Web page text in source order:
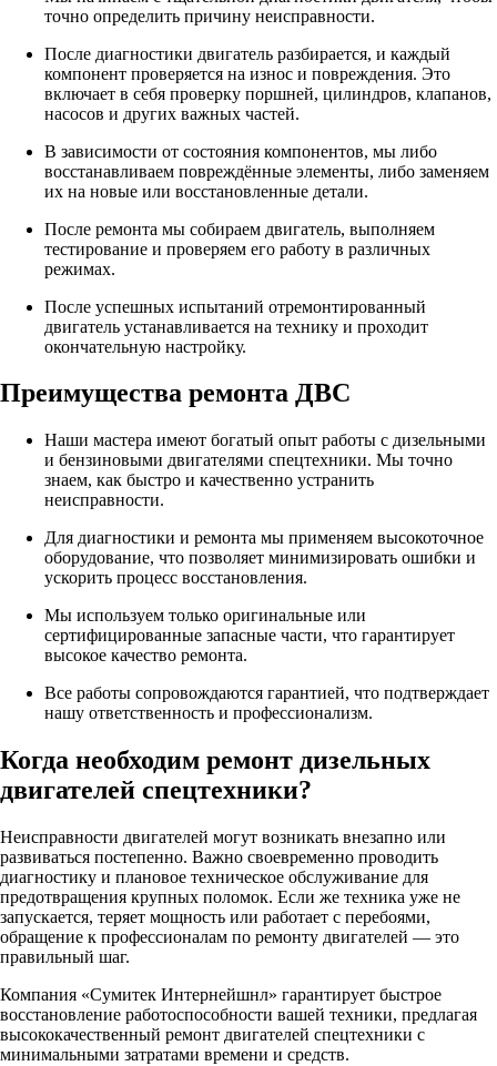
точно определить причину неисправности.
После диагностики двигатель разбирается, и каждый
компонент проверяется на износ и повреждения. Это
включает в себя проверку поршней, цилиндров, клапанов,
насосов и других важных частей.
В зависимости от состояния компонентов, мы либо
восстанавливаем повреждённые элементы, либо заменяем
их на новые или восстановленные детали.
После ремонта мы собираем двигатель, выполняем
тестирование и проверяем его работу в различных
режимах.
После успешных испытаний отремонтированный
двигатель устанавливается на технику и проходит
окончательную настройку.
Преимущества ремонта ДВС
Наши мастера имеют богатый опыт работы с дизельными
и бензиновыми двигателями спецтехники. Мы точно
знаем, как быстро и качественно устранить
неисправности.
Для диагностики и ремонта мы применяем высокоточное
оборудование, что позволяет минимизировать ошибки и
ускорить процесс восстановления.
Мы используем только оригинальные или
сертифицированные запасные части, что гарантирует
высокое качество ремонта.
Все работы сопровождаются гарантией, что подтверждает
нашу ответственность и профессионализм.
Когда необходим ремонт дизельных
двигателей спецтехники?
Неисправности двигателей могут возникать внезапно или
развиваться постепенно. Важно своевременно проводить
диагностику и плановое техническое обслуживание для
предотвращения крупных поломок. Если же техника уже не
запускается, теряет мощность или работает с перебоями,
обращение к профессионалам по ремонту двигателей — это
правильный шаг.
Компания «Сумитек Интернейшнл» гарантирует быстрое
восстановление работоспособности вашей техники, предлагая
высококачественный ремонт двигателей спецтехники с
минимальными затратами времени и средств.